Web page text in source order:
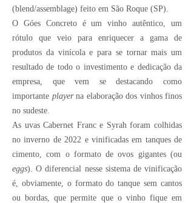
(blend/assemblage) feito em São Roque (SP).
O Góes Concreto é um vinho autêntico, um
rótulo que veio para enriquecer a gama de
produtos da vinícola e para se tornar mais um
resultado de todo o investimento e dedicação da
empresa, que vem se destacando como
importante playerna elaboração dos vinhos finos
no sudeste.
As uvas Cabernet Franc e Syrah foram colhidas
no inverno de 2022 e vinificadas em tanques de
cimento, com o formato de ovos gigantes (ou
eggs). O diferencial nesse sistema de vinificação
é, obviamente, o formato do tanque sem cantos
ou bordas, que permite que o vinho fique em